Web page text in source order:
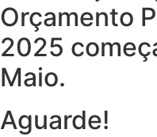
Orçamento
2025
Maio.
Aguarde!